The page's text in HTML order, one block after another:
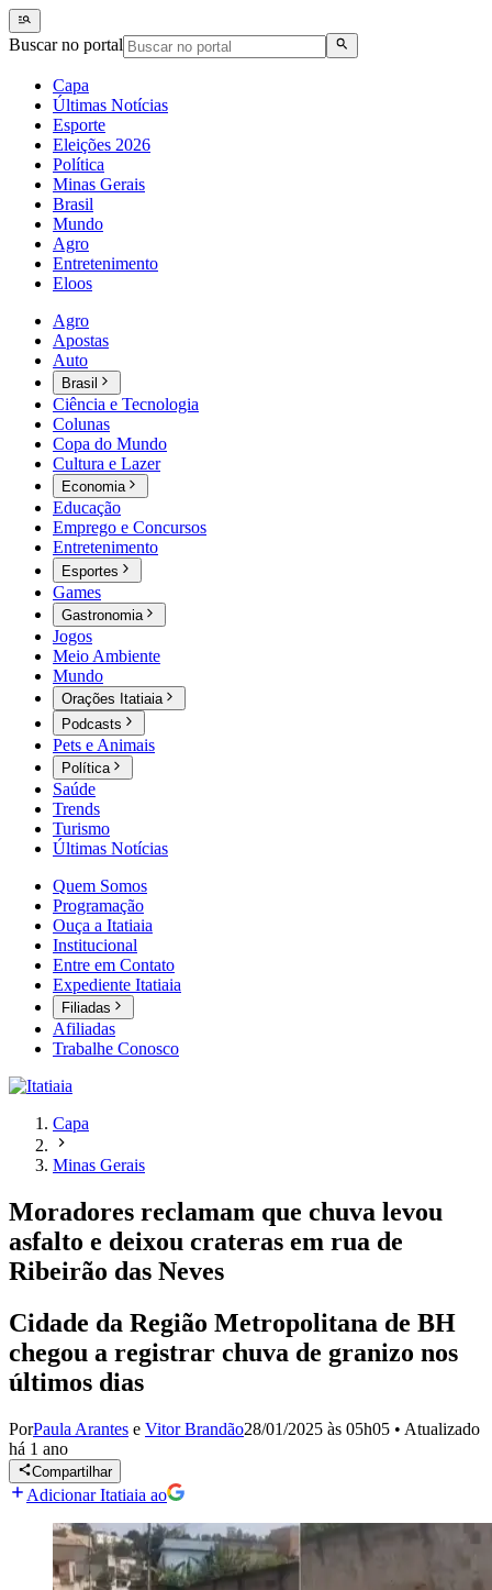
Buscar no portal
Capa
Últimas Notícias
Esporte
Eleições 2026
Política
Minas Gerais
Brasil
Mundo
Agro
Entretenimento
Eloos
Agro
Apostas
Auto
Brasil
Ciência e Tecnologia
Colunas
Copa do Mundo
Cultura e Lazer
Economia
Educação
Emprego e Concursos
Entretenimento
Esportes
Games
Gastronomia
Jogos
Meio Ambiente
Mundo
Orações Itatiaia
Podcasts
Pets e Animais
Política
Saúde
Trends
Turismo
Últimas Notícias
Quem Somos
Programação
Ouça a Itatiaia
Institucional
Entre em Contato
Expediente Itatiaia
Filiadas
Afiliadas
Trabalhe Conosco
Capa
Minas Gerais
Moradores reclamam que chuva levou
asfalto e deixou crateras em rua de
Ribeirão das Neves
Cidade da Região Metropolitana de BH
chegou a registrar chuva de granizo nos
últimos dias
PorPaula Arantes e Vitor Brandão28/01/2025 às 05h05 • Atualizado
há 1 ano
Compartilhar
Adicionar Itatiaia ao